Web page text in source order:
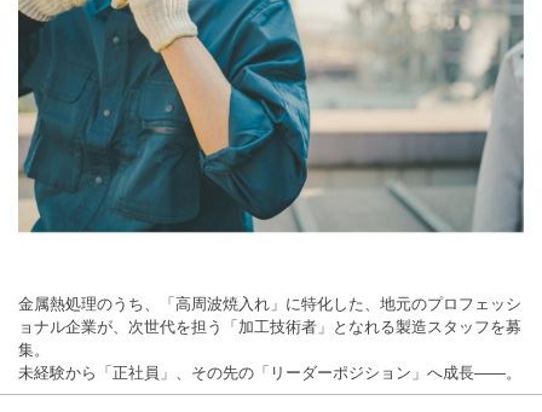
金属熱処理のうち、「高周波焼入れ」に特化した、地元のプロフェッシ
ョナル企業が、次世代を担う「加工技術者」となれる製造スタッフを募
集。
未経験から「正社員」、その先の「リーダーポジション」へ成長――。